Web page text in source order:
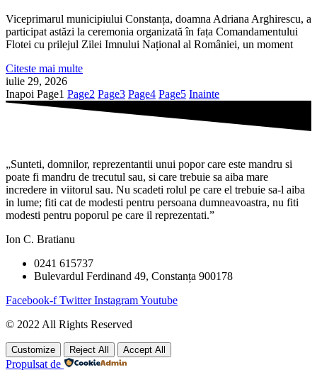
Viceprimarul municipiului Constanța, doamna Adriana Arghirescu, a
participat astăzi la ceremonia organizată în fața Comandamentului
Flotei cu prilejul Zilei Imnului Național al României, un moment
Citeste mai multe
iulie 29, 2026
Inapoi Page1 Page2 Page3 Page4 Page5 Inainte
„Sunteti, domnilor, reprezentantii unui popor care este mandru si
poate fi mandru de trecutul sau, si care trebuie sa aiba mare
incredere in viitorul sau. Nu scadeti rolul pe care el trebuie sa-l aiba
in lume; fiti cat de modesti pentru persoana dumneavoastra, nu fiti
modesti pentru poporul pe care il reprezentati.”
Ion C. Bratianu
0241 615737
Bulevardul Ferdinand 49, Constanța 900178
Facebook-f Twitter InstagramYoutube
© 2022 All Rights Reserved
Customize Reject All Accept All
Propulsat de